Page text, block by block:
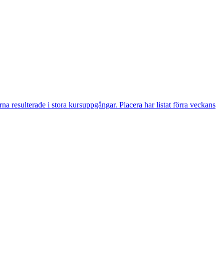
resulterade i stora kursuppgångar. Placera har listat förra veckans